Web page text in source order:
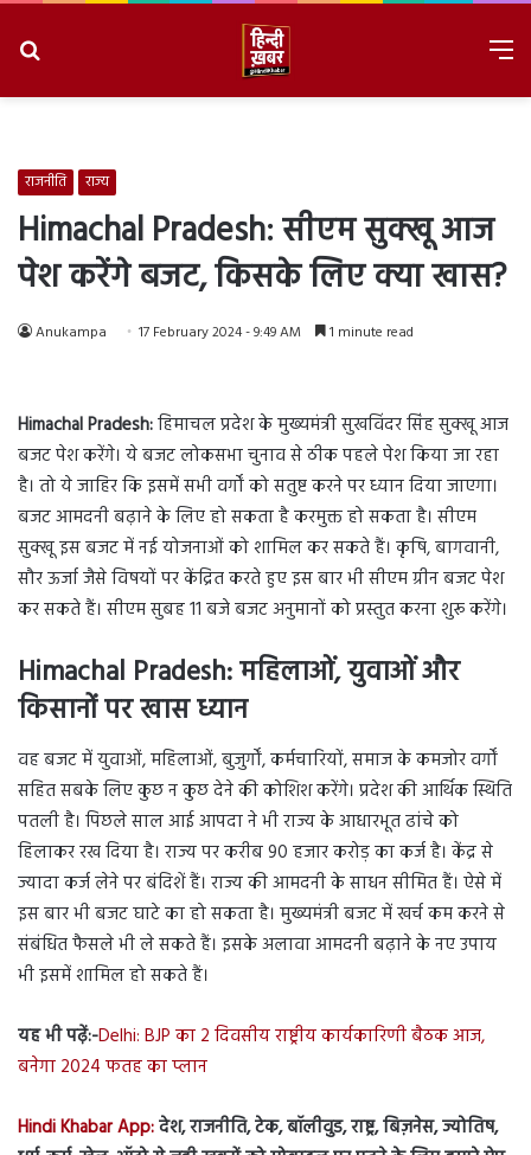
राजनीति राज्य
Himachal Pradesh: सीएम सुक्खू आज
पेश करेंगे बजट, किसके लिए क्या खास?
Anukampa 17 February 2024 - 9:49 AM 1 minute read
Himachal Pradesh:हिमाचल प्रदेश के मुख्यमंत्री सुखविंदर सिंह सुक्खू आज
बजट पेश करेंगे। ये बजट लोकसभा चुनाव से ठीक पहले पेश किया जा रहा
है। तो ये जाहिर कि इसमें सभी वर्गों को सतुष्ट करने पर ध्यान दिया जाएगा।
बजट आमदनी बढ़ाने के लिए हो सकता है करमुक्त हो सकता है। सीएम
सुक्खू इस बजट में नई योजनाओं को शामिल कर सकते हैं। कृषि, बागवानी,
सौर ऊर्जा जैसे विषयों पर केंद्रित करते हुए इस बार भी सीएम ग्रीन बजट पेश
कर सकते हैं। सीएम सुबह 11 बजे बजट अनुमानों को प्रस्तुत करना शुरू करेंगे।
Himachal Pradesh: महिलाओं, युवाओं और
किसानों पर खास ध्यान
वह बजट में युवाओं, महिलाओं, बुजुर्गों, कर्मचारियों, समाज के कमजोर वर्गों
सहित सबके लिए कुछ न कुछ देने की कोशिश करेंगे। प्रदेश की आर्थिक स्थिति
पतली है। पिछले साल आई आपदा ने भी राज्य के आधारभूत ढांचे को
हिलाकर रख दिया है। राज्य पर करीब 90 हजार करोड़ का कर्ज है। केंद्र से
ज्यादा कर्ज लेने पर बंदिशें हैं। राज्य की आमदनी के साधन सीमित हैं। ऐसे में
इस बार भी बजट घाटे का हो सकता है। मुख्यमंत्री बजट में खर्च कम करने से
संबंधित फैसले भी ले सकते हैं। इसके अलावा आमदनी बढ़ाने के नए उपाय
भी इसमें शामिल हो सकते हैं।
यह भी पढ़ें:-Delhi: BJP का 2 दिवसीय राष्ट्रीय कार्यकारिणी बैठक आज,
बनेगा 2024 फतह का प्लान
Hindi Khabar App:देश, राजनीति, टेक, बॉलीवुड, राष्ट्र, बिज़नेस, ज्योतिष,